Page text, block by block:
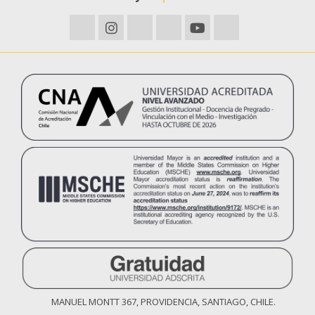
muestran sus estudios y avances en el
Científicos identifican gen que permite
comprender la regulación de asimetrías
neuronales en el cerebro
MANUEL MONTT 367, PROVIDENCIA, SANTIAGO, CHILE.